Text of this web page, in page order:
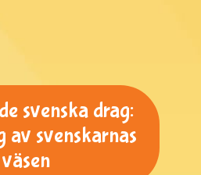
svenska drag:
av svenskarnas
väsen